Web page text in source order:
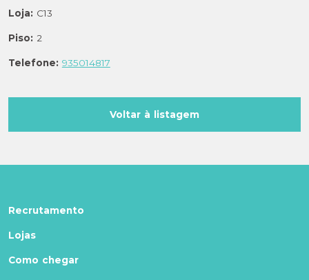
Loja: C13
Piso: 2
Telefone: 935014817
Voltar à listagem
Recrutamento
Lojas
Como chegar